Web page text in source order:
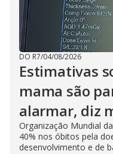
DO R7/04/08/2026
Estimativas
mama são
alarmar, diz
Organização Mundial
40% nos óbitos pela
desenvolvimento e de